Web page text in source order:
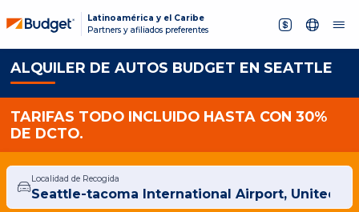
Latinoamérica y el Caribe
Partners y afiliados preferentes
ALQUILER DE AUTOS BUDGET EN SEATTLE
TARIFAS TODO INCLUIDO HASTA CON 30%
DE DCTO.
Localidad de Recogida